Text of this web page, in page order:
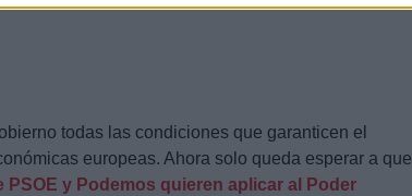
todas las condiciones que garanticen el
europeas. Ahora solo queda esperar a que
PSOE y Podemos quieren aplicar al Poder